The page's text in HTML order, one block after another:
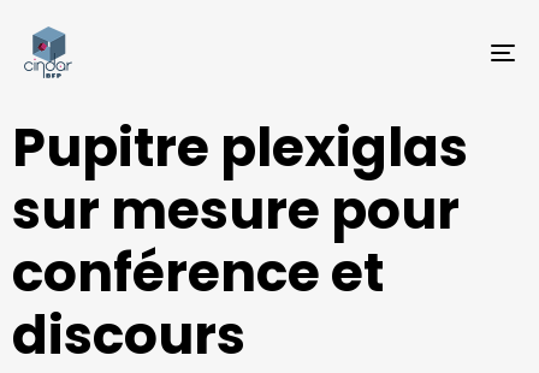
Pupitre plexiglas
sur mesure pour
conférence et
discours